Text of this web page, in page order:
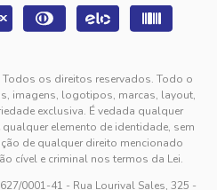
os direitos reservados. Todo o
imagens, logotipos, marcas, layout,
exclusiva. É vedada qualquer
elemento de identidade, sem
de qualquer direito mencionado
cível e criminal nos termos da Lei.
0001-41 - Rua Lourival Sales, 325 -